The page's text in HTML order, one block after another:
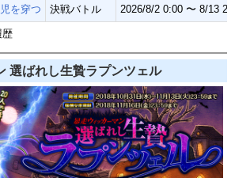
を穿つ 決戦バトル 2026/8/2 0:00 〜 8/13
歴
選ばれし生贄ラプンツェル